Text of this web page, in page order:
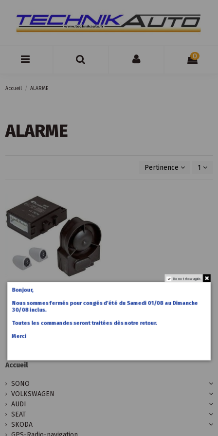
0
Accueil ALARME
ALARME
Pertinence 1
Accueil
Alarme
Cobra 4615
Can-Bus
VAG
Accueil
SONO
VOLKSWAGEN
AUDI
SEAT
SKODA
Do not show again.
Bonjour,
Nous sommes fermés pour congés d’été du Samedi 01/08 au Dimanche
30/08 inclus.
Toutes les commandes seront traitées dès notre retour.
Merci